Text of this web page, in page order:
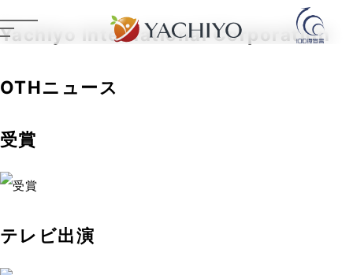
Yachiyo International Corporation
OTHニュース
受賞
テレビ出演